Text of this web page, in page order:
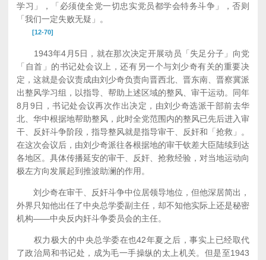
学习」，「必须使全党一切忠实党员都学会特务斗争」，否则
「我们一定失败无疑」。
[12-70]
1943年4月5日，就在那次决定开展动员「失足分子」向党
「自首」的书记处会议上，还有另一个与刘少奇有关的重要决
定，这就是会议责成由刘少奇负责向晋西北、晋东南、晋察冀派
出整风学习组，以指导、帮助上述区域的整风、审干运动。同年
8月9日，书记处会议再次作出决定，由刘少奇选派干部前去华
北、华中根据地帮助整风，此时全党范围内的整风已先后进入审
干、反奸斗争阶段，指导整风就是指导审干、反奸和「抢救」。
在这次会议后，由刘少奇派往各根据地的审干钦差大臣陆续到达
各地区。具体传播延安的审干、反奸、抢救经验，对当地运动向
极左方向发展起到推波助澜的作用。
刘少奇在审干、反奸斗争中位居领导地位，但他深居简出，
外界只知他出任了中央总学委副主任，却不知他实际上还是秘密
机构——中央反内奸斗争委员会的主任。
权力极大的中央总学委在也42年夏之后，事实上已经取代
了政治局和书记处，成为毛一手操纵的太上机关。但是至1943